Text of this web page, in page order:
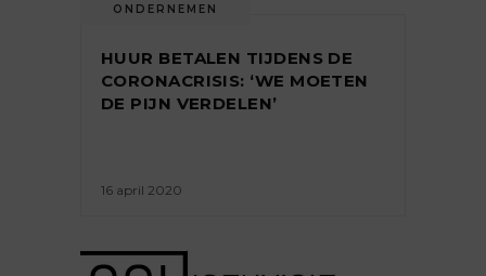
ONDERNEMEN
HUUR BETALEN TIJDENS DE
CORONACRISIS: ‘WE MOETEN
DE PIJN VERDELEN’
16 april 2020